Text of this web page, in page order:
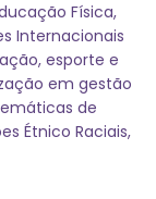
Física,
Internacionais
esporte e
em gestão
de
Étnico Raciais,